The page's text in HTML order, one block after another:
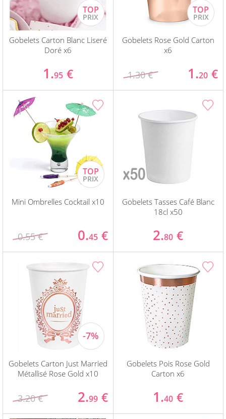
Gobelets Carton Blanc Liseré
Doré x6
1.95 €
Gobelets Rose Gold Carton
x6
1.30 € 1.20 €
Mini Ombrelles Cocktail x10
0.55 € 0.45 €
Gobelets Tasses Café Blanc
18cl x50
2.80 €
Gobelets Carton Just Married
Métallisé Rose Gold x10
3.20 € 2.99 €
Gobelets Pois Rose Gold
Carton x6
1.40 €